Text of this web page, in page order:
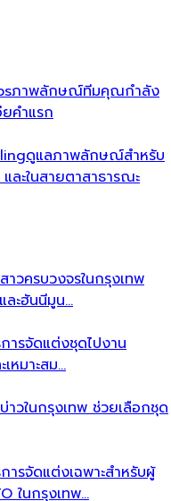
ภาพลักษณ์ทีมคุณกำลัง
คำแรก
ดูแลภาพลักษณ์สำหรับ
ละในสายตาสาธารณะ
าวครบวงจรในกรุงเทพ
ะฮันนีมูน…
ารจัดแต่งชุดไปงาน
หมาะสม…
าวในกรุงเทพ ช่วยเลือกชุด
ารจัดแต่งเฉพาะสำหรับผู้
ในกรุงเทพ…